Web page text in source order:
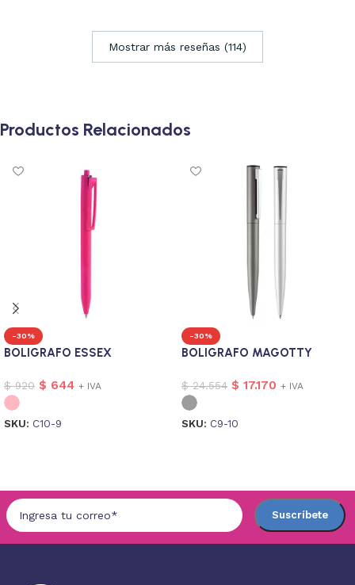
Mostrar más reseñas (114)
Productos Relacionados
-30%
BOLIGRAFO ESSEX
$920 $ 644 + IVA
SKU: C10-9
-30%
BOLIGRAFO MAGOTTY
$24.554 $ 17.170 + IVA
SKU: C9-10